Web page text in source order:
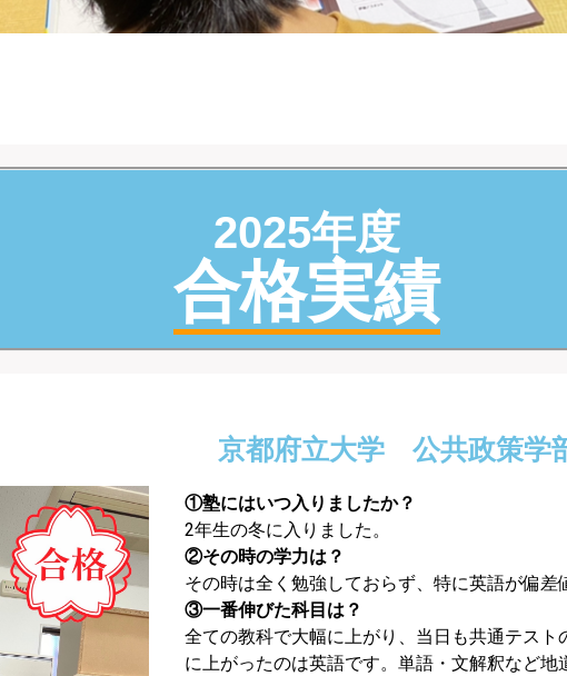
2025年度
合格実績
京都府立大学 公共政策学
①塾にはいつ入りましたか？
2年生の冬に入りました。
②その時の学力は？
その時は全く勉強しておらず、特に英語が偏差
③一番伸びた科目は？
全ての教科で大幅に上がり、当日も共通テス
に上がったのは英語です。単語・文解釈など地